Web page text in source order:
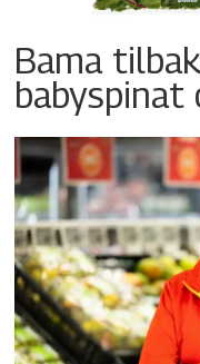
Bama
babyspinat